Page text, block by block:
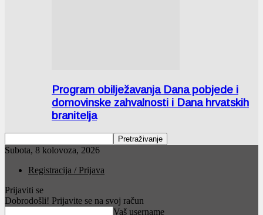
Program obilježavanja Dana pobjede i
domovinske zahvalnosti i Dana hrvatskih
branitelja
Subota, 8 kolovoza, 2026
Registracija / Prijava
Prijaviti se
Dobrodošli! Prijavite se na svoj račun
Vaš username